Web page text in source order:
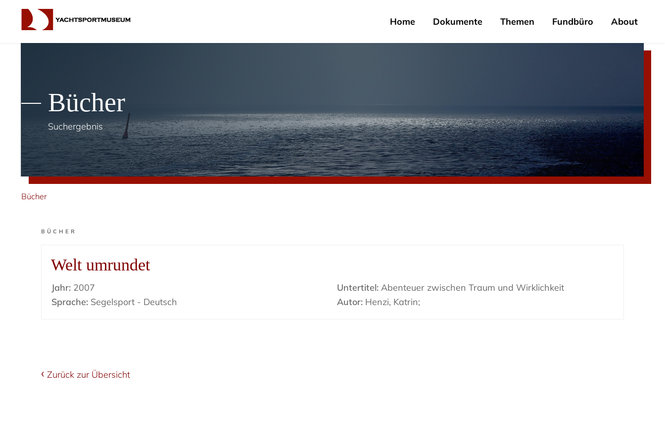
Home Dokumente Themen Fundbüro About
Bücher
Suchergebnis
Bücher
BÜCHER
Welt umrundet
Jahr: 2007 Untertitel:Abenteuer zwischen Traum und Wirklichkeit
Sprache: Segelsport - Deutsch Autor:Henzi, Katrin;
Zurück zur Übersicht